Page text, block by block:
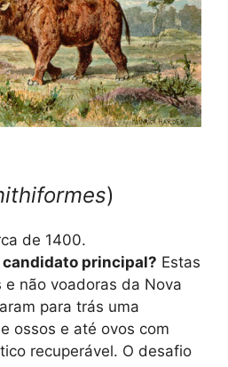
)
de 1400.
candidato principal? Estas
e não voadoras da Nova
para trás uma
ossos e até ovos com
recuperável. O desafio